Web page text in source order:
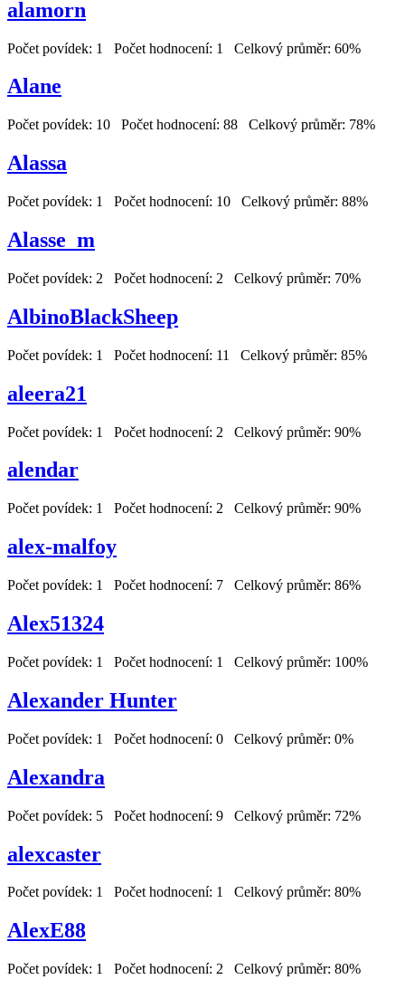
alamorn
Počet povídek: 1 Počet hodnocení: 1 Celkový průměr: 60%
Alane
Počet povídek: 10 Počet hodnocení: 88 Celkový průměr: 78%
Alassa
Počet povídek: 1 Počet hodnocení: 10 Celkový průměr: 88%
Alasse_m
Počet povídek: 2 Počet hodnocení: 2 Celkový průměr: 70%
AlbinoBlackSheep
Počet povídek: 1 Počet hodnocení: 11 Celkový průměr: 85%
aleera21
Počet povídek: 1 Počet hodnocení: 2 Celkový průměr: 90%
alendar
Počet povídek: 1 Počet hodnocení: 2 Celkový průměr: 90%
alex-malfoy
Počet povídek: 1 Počet hodnocení: 7 Celkový průměr: 86%
Alex51324
Počet povídek: 1 Počet hodnocení: 1 Celkový průměr: 100%
Alexander Hunter
Počet povídek: 1 Počet hodnocení: 0 Celkový průměr: 0%
Alexandra
Počet povídek: 5 Počet hodnocení: 9 Celkový průměr: 72%
alexcaster
Počet povídek: 1 Počet hodnocení: 1 Celkový průměr: 80%
AlexE88
Počet povídek: 1 Počet hodnocení: 2 Celkový průměr: 80%